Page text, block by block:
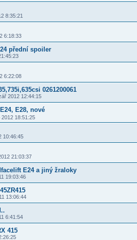
8:35:21
6:18:33
přední spoiler
6:22:08
0261200061
2012 12:44:15
E28, nové
2012 18:51:25
10:46:45
21:03:37
E24 a jiný žraloky
19:03:46
13:06:44
6:41:54
415